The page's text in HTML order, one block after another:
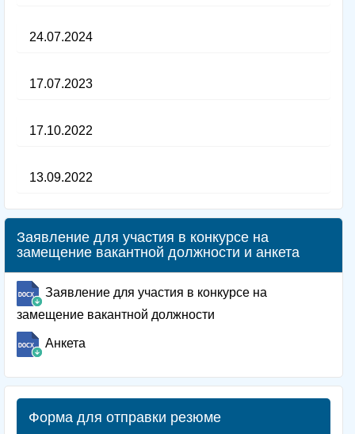
24.07.2024
17.07.2023
17.10.2022
13.09.2022
Заявление для участия в конкурсе на
замещение вакантной должности и анкета
Заявление для участия в конкурсе на
замещение вакантной должности
Анкета
Форма для отправки резюме